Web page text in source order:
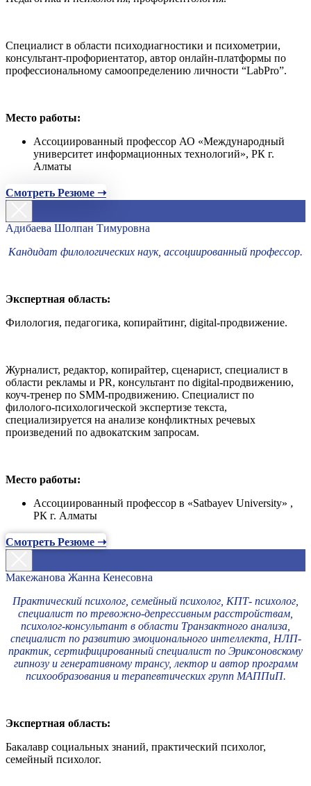
Специалист в области психодиагностики и психометрии,
консультант-профориентатор, автор онлайн-платформы по
профессиональному самоопределению личности “LabPro”.
Место работы:
Ассоциированный профессор АО «Международный
университет информационных технологий», РК г.
Алматы
Смотреть Резюме ➝
Адибаева Шолпан Тимуровна
Кандидат филологических наук, ассоциированный профессор.
Экспертная область:
Филология, педагогика, копирайтинг, digital-продвижение.
Журналист, редактор, копирайтер, сценарист, специалист в
области рекламы и PR, консультант по digital-продвижению,
коуч-тренер по SMM-продвижению. Специалист по
филолого-психологической экспертизе текста,
специализируется на анализе конфликтных речевых
произведений по адвокатским запросам.
Место работы:
Ассоциированный профессор в «Satbayev University» ,
РК г. Алматы
Смотреть Резюме ➝
Макежанова Жанна Кенесовна
Практический психолог, семейный психолог, КПТ- психолог,
специалист по тревожно-депрессивным расстройствам,
психолог-консультант в области Транзактного анализа,
специалист по развитию эмоционального интеллекта, НЛП-
практик, сертифицированный специалист по Эриксоновскому
гипнозу и генеративному трансу, лектор и автор программ
психообразования и терапевтических групп МАППиП.
Экспертная область:
Бакалавр социальных знаний, практический психолог,
семейный психолог.